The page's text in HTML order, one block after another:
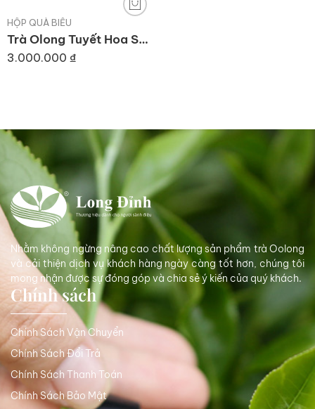
HỘP QUÀ BIẾU
Trà Olong Tuyết Hoa Sơn 100gr
3.000.000 ₫
Nhằm không ngừng nâng cao chất lượng sản phẩm trà Oolong
và cải thiện dịch vụ khách hàng ngày càng tốt hơn, chúng tôi
mong nhận được sự đóng góp và chia sẻ ý kiến của quý khách.
Chính sách
Chính Sách Vận Chuyển
Chính Sách Đổi Trả
Chính Sách Thanh Toán
Chính Sách Bảo Mật